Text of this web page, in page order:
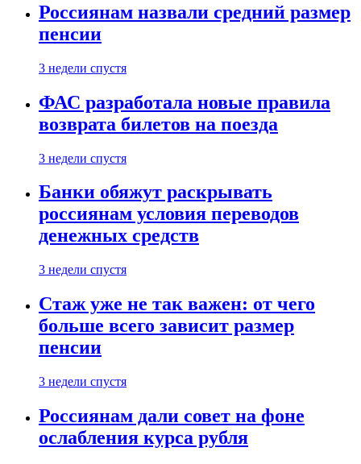
Россиянам назвали средний размер
пенсии
3 недели спустя
ФАС разработала новые правила
возврата билетов на поезда
3 недели спустя
Банки обяжут раскрывать
россиянам условия переводов
денежных средств
3 недели спустя
Стаж уже не так важен: от чего
больше всего зависит размер
пенсии
3 недели спустя
Россиянам дали совет на фоне
ослабления курса рубля